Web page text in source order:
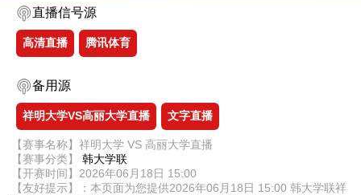
直播信号源
高清直播 腾讯体育
备用源
祥明大学VS高丽大学直播 文字直播
【赛事名称】祥明大学 VS 高丽大学直播
【赛事分类】 韩大学联
【开赛时间】2026年06月18日 15:00
【友好提示】：本页面为您提供2026年06月18日 15:00 韩大学联祥